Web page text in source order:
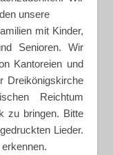
unsere
mit Kinder,
Senioren. Wir
Kantoreien und
Dreikönigskirche
Reichtum
zu bringen. Bitte
Lieder.